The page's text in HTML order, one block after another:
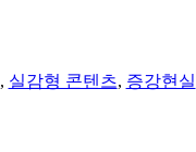
, 실감형 콘텐츠, 증강현실